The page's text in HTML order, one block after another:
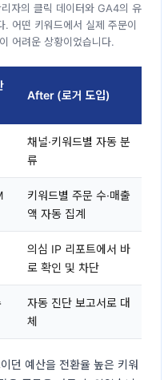
자의 클릭 데이터와 GA4의 유
. 어떤 키워드에서 실제 주문이
어려운 상황이었습니다.
After (로거 도입)
채널·키워드별 자동 분
류
키워드별 주문 수·매출
액 자동 집계
의심 IP 리포트에서 바
로 확인 및 차단
자동 진단 보고서로 대
체
던 예산을 전환율 높은 키워